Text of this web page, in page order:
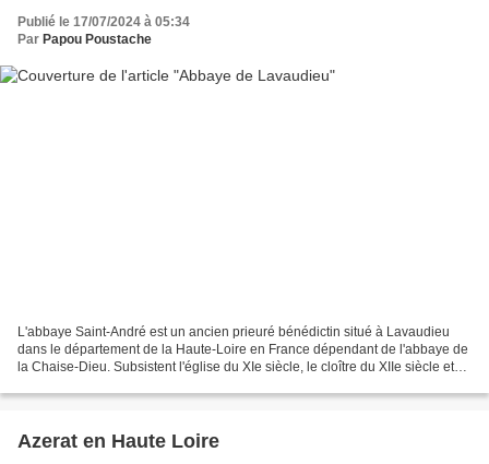
Publié le 17/07/2024 à 05:34
Par Papou Poustache
L'abbaye Saint-André est un ancien prieuré bénédictin situé à Lavaudieu
dans le département de la Haute-Loire en France dépendant de l'abbaye de
la Chaise-Dieu. Subsistent l'église du XIe siècle, le cloître du XIIe siècle et
Azerat en Haute Loire